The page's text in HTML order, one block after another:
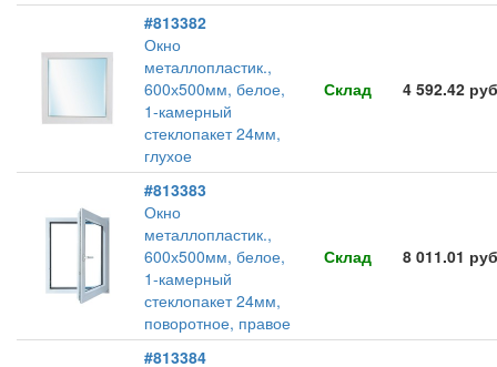
#813382
Окно
металлопластик.,
600х500мм, белое,
1-камерный
стеклопакет 24мм,
глухое
Склад 4 592.42 руб
#813383
Окно
металлопластик.,
600х500мм, белое,
1-камерный
стеклопакет 24мм,
поворотное, правое
Склад 8 011.01 руб
#813384